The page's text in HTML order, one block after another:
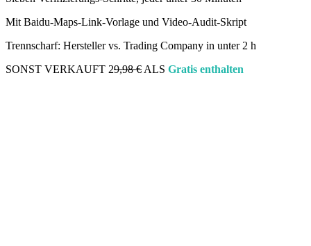
Mit Baidu-Maps-Link-Vorlage und Video-Audit-Skript
Trennscharf: Hersteller vs. Trading Company in unter 2 h
SONST VERKAUFT 29,98 € ALS Gratis enthalten